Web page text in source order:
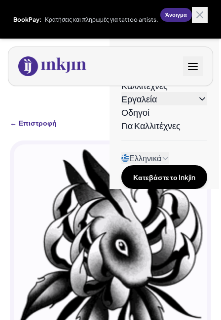
BookPay: Κρατήσεις και πληρωμές για tattoo artists.
Άνοιγμα
Καλλιτέχνες
Εργαλεία
Οδηγοί
Για Καλλιτέχνες
Ελληνικά
Κατεβάστε το Inkjin
← Επιστροφή